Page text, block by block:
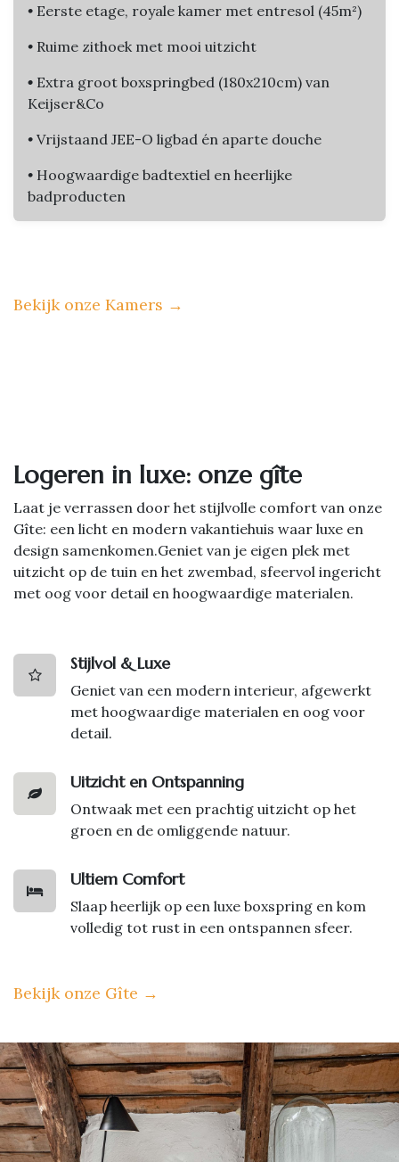
• Eerste etage, royale kamer met entresol (45m²)
• Ruime zithoek met mooi uitzicht
• Extra groot boxspringbed (180x210cm) van
Keijser&Co
• Vrijstaand JEE-O ligbad én aparte douche
• Hoogwaardige badtextiel en heerlijke
badproducten
Bekijk onze Kamers →
Logeren in luxe: onze gîte
Laat je verrassen door het stijlvolle comfort van onze
Gîte: een licht en modern vakantiehuis waar luxe en
design samenkomen.Geniet van je eigen plek met
uitzicht op de tuin en het zwembad, sfeervol ingericht
met oog voor detail en hoogwaardige materialen.
Stijlvol & Luxe
Geniet van een modern interieur, afgewerkt
met hoogwaardige materialen en oog voor
detail.
Uitzicht en Ontspanning
Ontwaak met een prachtig uitzicht op het
groen en de omliggende natuur.
Ultiem Comfort
Slaap heerlijk op een luxe boxspring en kom
volledig tot rust in een ontspannen sfeer.
Bekijk onze Gîte →